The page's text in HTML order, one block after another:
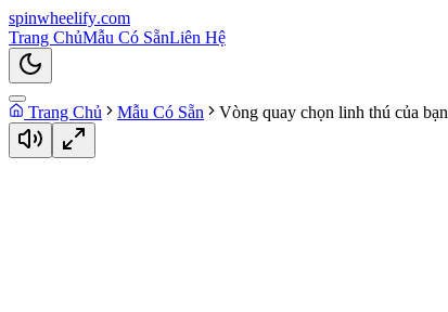
spinwheelify.com
Trang ChủMẫu Có SẵnLiên Hệ
Trang Chủ Mẫu Có Sẵn Vòng quay chọn linh thú của bạn